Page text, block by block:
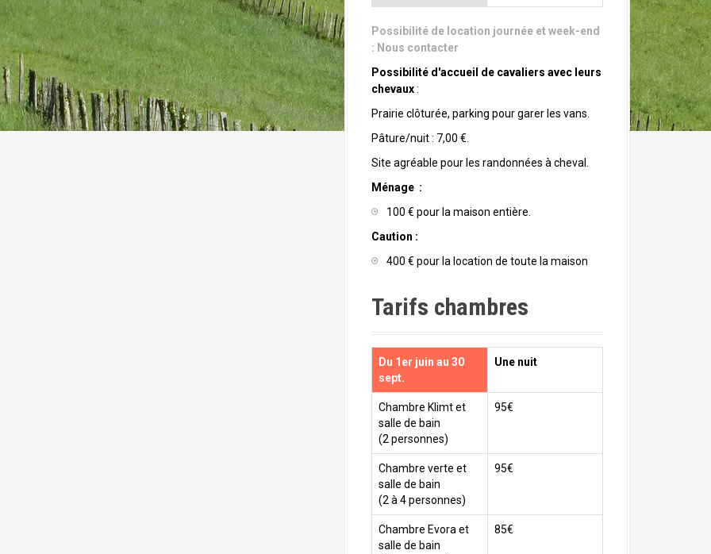
Possibilité de location journée et week-end
: Nous contacter
Possibilité d'accueil de cavaliers avec leurs
chevaux:
Prairie clôturée, parking pour garer les vans.
Pâture/nuit : 7,00 €.
Site agréable pour les randonnées à cheval.
Ménage :
100 € pour la maison entière.
Caution :
400 € pour la location de toute la maison
Tarifs chambres
Du 1er juin au 30
sept.
Une nuit
Chambre Klimt et
salle de bain
(2 personnes)
95€
Chambre verte et
salle de bain
(2 à 4 personnes)
95€
Chambre Evora et
salle de bain
85€